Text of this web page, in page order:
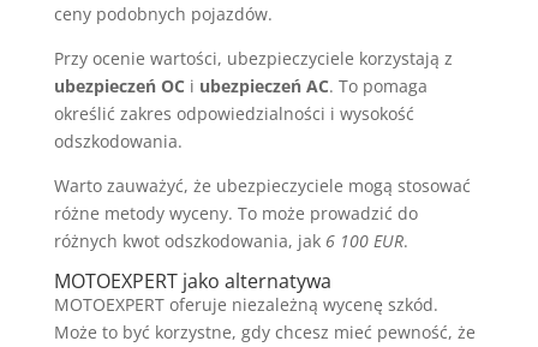
ceny podobnych pojazdów.
Przy ocenie wartości, ubezpieczyciele korzystają z
ubezpieczeń OC i ubezpieczeń AC. To pomaga
określić zakres odpowiedzialności i wysokość
odszkodowania.
Warto zauważyć, że ubezpieczyciele mogą stosować
różne metody wyceny. To może prowadzić do
różnych kwot odszkodowania, jak 6 100 EUR.
MOTOEXPERT jako alternatywa
MOTOEXPERT oferuje niezależną wycenę szkód.
Może to być korzystne, gdy chcesz mieć pewność, że